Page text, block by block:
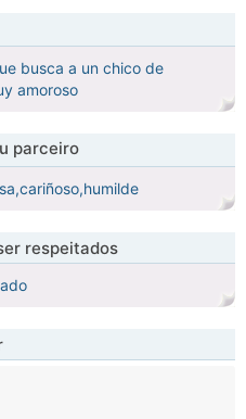
busca a un chico de
amoroso
parceiro
respeitados